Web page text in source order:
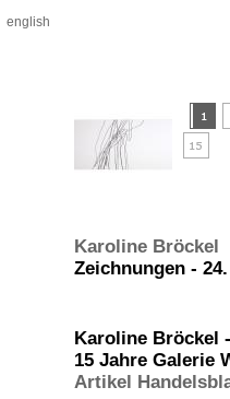
english
Karoline Bröckel
Zeichnungen -
Karoline Bröckel
15 Jahre Galerie
Artikel